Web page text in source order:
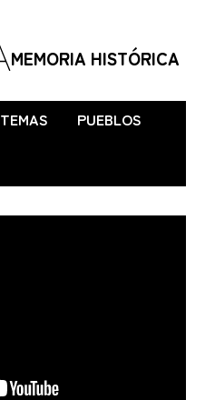
MEMORIA HISTÓRICA
TEMAS
PUEBLOS